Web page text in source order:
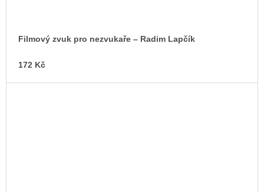
Filmový zvuk pro nezvukaře –⁠ Radim Lapčík
172 Kč